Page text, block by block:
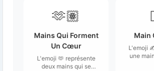
🫶🏽
Mains Qui Forment
Un Cœur
L'emoji 🫶 représente
deux mains qui se
Main
L'emoji
une